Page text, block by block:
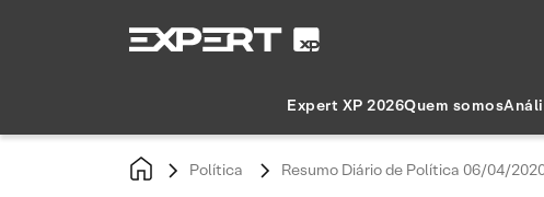
Expert XP 2026Quem somos
Política Resumo Diário de Política 06/04/